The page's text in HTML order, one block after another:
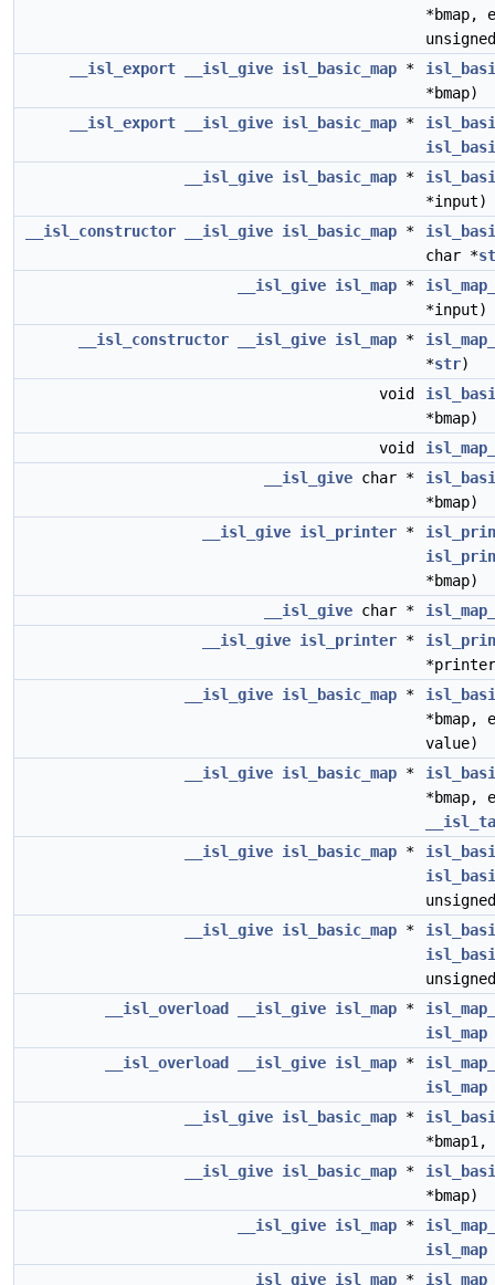
*bmap,
__isl_export
__isl_give isl_basic_map *
*bmap)
__isl_export
__isl_give isl_basic_map *
__isl_give isl_basic_map *
*input)
__isl_constructor
__isl_give isl_basic_map *
char *
__isl_give isl_map *
*input)
__isl_constructor
__isl_give isl_map *
*str)
void
*bmap)
void
__isl_give char *
*bmap)
__isl_give isl_printer *
*bmap)
__isl_give char *
__isl_give isl_printer *
__isl_give isl_basic_map *
*bmap,
value)
__isl_give isl_basic_map *
*bmap,
__isl_give isl_basic_map *
__isl_give isl_basic_map *
__isl_overload
__isl_give isl_map *
isl_map
__isl_overload
__isl_give isl_map *
isl_map
__isl_give isl_basic_map *
*bmap1,
__isl_give isl_basic_map *
*bmap)
__isl_give isl_map *
isl_map
__isl_give isl_map *